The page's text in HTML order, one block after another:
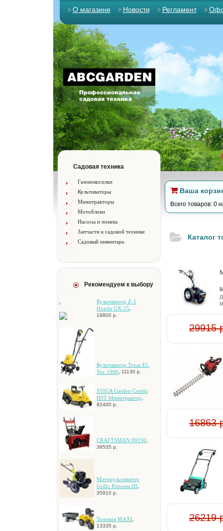
О магазине Новости Регламент
Садовая техника
Газонокосилки
Культиваторы
Минитракторы
Мотоблоки
Насосы и помпы
Запчасти к садовой технике
Садовый инвентарь
Рекомендуем к выбору
Культиватор Z-1
Honda GX-25,
19800 р.
Культиватор Texas El-
Tex 1000, 11130 р.
STIGA Garden Combi
HST Mинитpaктop,
92400 р.
CRAFTSMAN 88190,
38535 р.
Moтoкультивaтop
Grillo Princess III,
35910 р.
Teлeжкa MAXI,
13335 р.
Ваша
Всего товаров: 0
Каталог
29915
16863
26219